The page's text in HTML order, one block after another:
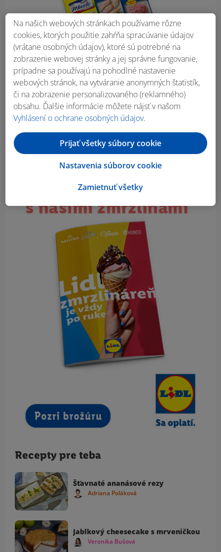
Recepty pre teba
Šťavnaté ananásové rezy
Adriana Poláková
Jablkový cheesecake s mrveničkou
Veronika Bušová
Na našich webových stránkach používame rôzne
cookies, ktorých použitie zahŕňa spracúvanie údajov
(vrátane osobných údajov), ktoré sú potrebné na
zobrazenie webovej stránky a jej správne fungovanie,
prípadne sa používajú na pohodlné nastavenie
webových stránok, na vytváranie anonymných štatistík,
či na zobrazenie personalizovaného (reklamného)
obsahu. Ďalšie informácie môžete nájsť v našom
Vyhlásení o ochrane osobných údajov.
Zamietnuť všetky
Nastavenia súborov cookie
Prijať všetky súbory cookie